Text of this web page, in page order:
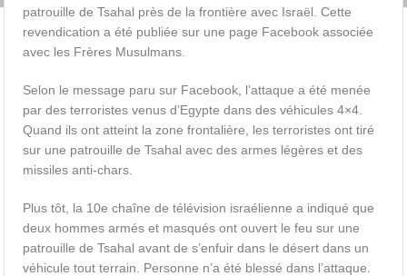
patrouille de Tsahal près de la frontière avec Israël. Cette
revendication a été publiée sur une page Facebook associée
avec les Frères Musulmans.
Selon le message paru sur Facebook, l’attaque a été menée
par des terroristes venus d’Egypte dans des véhicules 4×4.
Quand ils ont atteint la zone frontalière, les terroristes ont tiré
sur une patrouille de Tsahal avec des armes légères et des
missiles anti-chars.
Plus tôt, la 10e chaîne de télévision israélienne a indiqué que
deux hommes armés et masqués ont ouvert le feu sur une
patrouille de Tsahal avant de s’enfuir dans le désert dans un
véhicule tout terrain. Personne n’a été blessé dans l’attaque.